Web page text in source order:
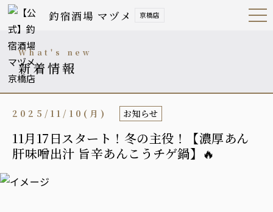
釣宿酒場 マヅメ 京橋店 Open
Navig
what's new
新着情報
11月17日スタート！冬の主役！【濃厚あん
肝味噌出汁 旨辛あんこうチゲ鍋】🔥
2025/11/10(月) お知らせ